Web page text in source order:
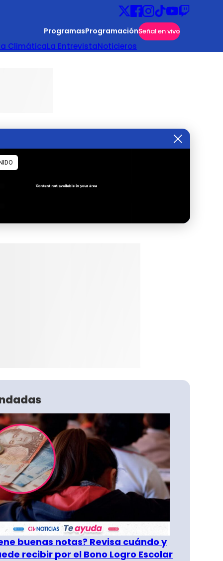
ProgramasProgramaciónSeñal en vivo
ClimáticaLa EntrevistaNoticieros
buenas notas? Revisa cuándo y
recibir por el Bono Logro Escolar